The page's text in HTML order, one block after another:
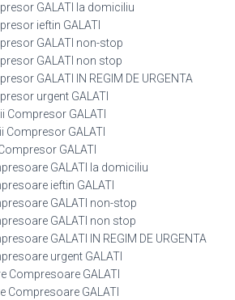
GALATI la domiciliu
ieftin GALATI
GALATI non-stop
GALATI non stop
GALATI IN REGIM DE URGENTA
urgent GALATI
Compresor GALATI
Compresor GALATI
GALATI
GALATI la domiciliu
ieftin GALATI
GALATI non-stop
GALATI non stop
GALATI IN REGIM DE URGENTA
urgent GALATI
Compresoare GALATI
Compresoare GALATI